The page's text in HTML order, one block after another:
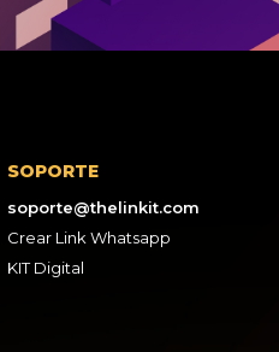
SOPORTE
soporte@thelinkit.com
Crear Link Whatsapp
KIT Digital